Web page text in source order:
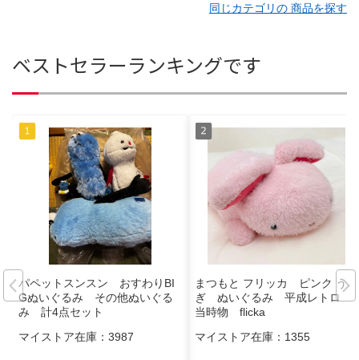
同じカテゴリの 商品を探す
ベストセラーランキングです
パペットスンスン おすわりBI
Gぬいぐるみ その他ぬいぐる
み 計4点セット
マイストア在庫： 3987
まつもと フリッカ ピンク うさ
ぎ ぬいぐるみ 平成レトロ
当時物 flicka
マイストア在庫： 1355